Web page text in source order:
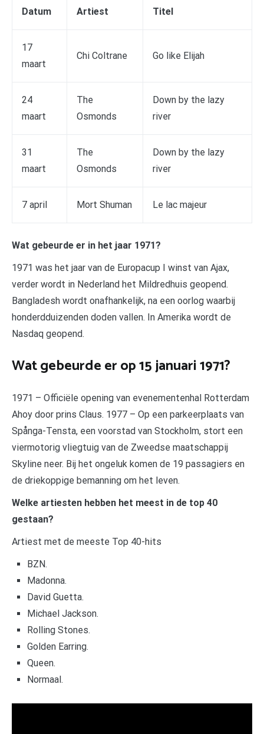
Datum Artiest Titel
17
maart
Chi Coltrane Go like Elijah
24
maart
The
Osmonds
Down by the lazy
river
31
maart
The
Osmonds
Down by the lazy
river
7 april Mort Shuman Le lac majeur
Wat gebeurde er in het jaar 1971?
1971 was het jaar van de Europacup I winst van Ajax,
verder wordt in Nederland het Mildredhuis geopend.
Bangladesh wordt onafhankelijk, na een oorlog waarbij
honderdduizenden doden vallen. In Amerika wordt de
Nasdaq geopend.
Wat gebeurde er op 15 januari 1971?
1971 – Officiële opening van evenementenhal Rotterdam
Ahoy door prins Claus. 1977 – Op een parkeerplaats van
Spånga-Tensta, een voorstad van Stockholm, stort een
viermotorig vliegtuig van de Zweedse maatschappij
Skyline neer. Bij het ongeluk komen de 19 passagiers en
de driekoppige bemanning om het leven.
Welke artiesten hebben het meest in de top 40
gestaan?
Artiest met de meeste Top 40-hits
BZN.
Madonna.
David Guetta.
Michael Jackson.
Rolling Stones.
Golden Earring.
Queen.
Normaal.